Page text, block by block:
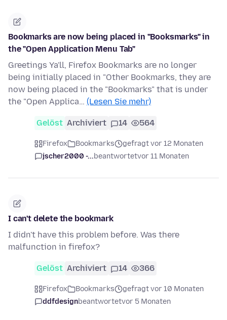
Bookmarks are now being placed in "Booksmarks" in
the "Open Application Menu Tab"
Greetings Ya'll, Firefox Bookmarks are no longer
being initially placed in "Other Bookmarks, they are
now being placed in the "Bookmarks" that is under
the "Open Applica… (Lesen Sie mehr)
Gelöst Archiviert 14 564
Firefox Bookmarks
gefragt vor 12 Monaten
jscher2000 -...beantwortetvor 11 Monaten
I can't delete the bookmark
I didn't have this problem before. Was there
malfunction in firefox?
Gelöst Archiviert 14 366
Firefox Bookmarks
gefragt vor 10 Monaten
ddfdesignbeantwortetvor 5 Monaten